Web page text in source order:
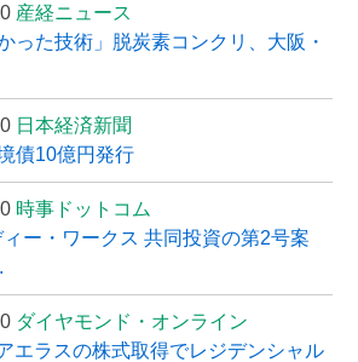
産経ニュース
った技術」脱炭素コンクリ、大阪・
日本経済新聞
債10億円発行
時事ドットコム
ー・ワークス 共同投資の第2号案
ダイヤモンド・オンライン
エラスの株式取得でレジデンシャル